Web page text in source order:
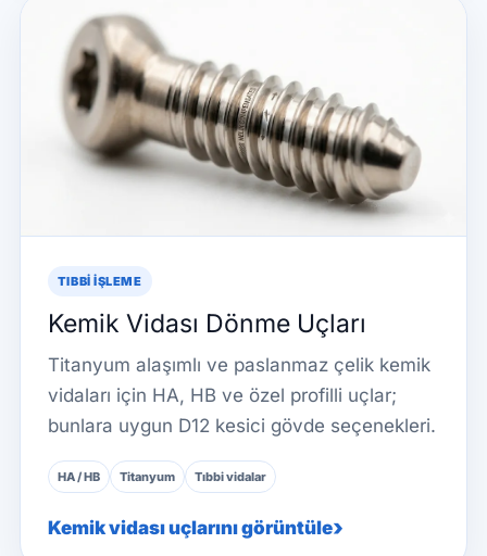
TIBBI IŞLEME
Kemik Vidası Dönme Uçları
Titanyum alaşımlı ve paslanmaz çelik kemik
vidaları için HA, HB ve özel profilli uçlar;
bunlara uygun D12 kesici gövde seçenekleri.
HA / HB Titanyum Tıbbi vidalar
Kemik vidası uçlarını görüntüle